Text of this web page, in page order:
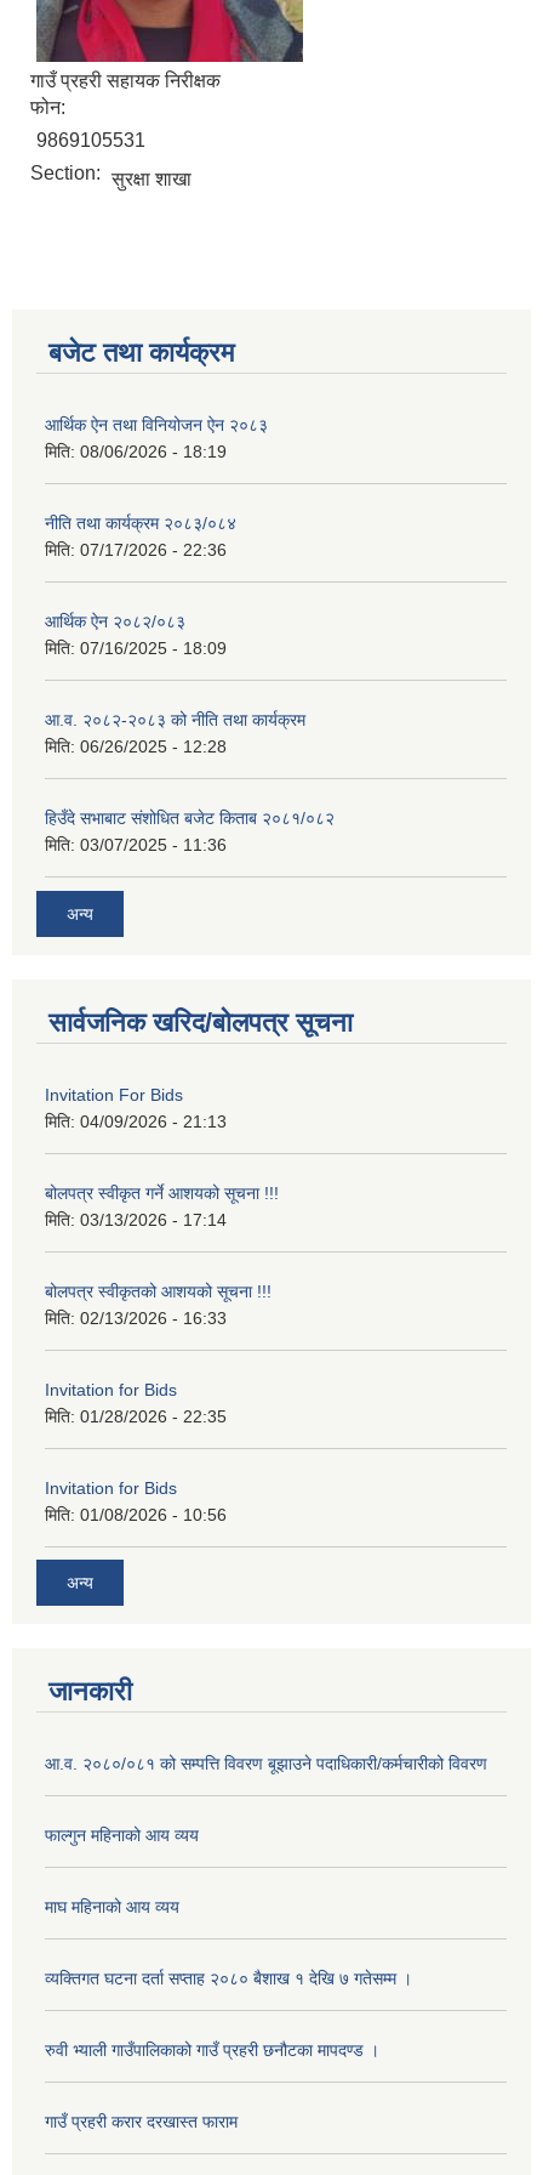
गाउँ प्रहरी सहायक निरीक्षक
फोन:
9869105531
Section: सुरक्षा शाखा
बजेट तथा कार्यक्रम
आर्थिक ऐन तथा विनियोजन ऐन २०८३
मिति: 08/06/2026 - 18:19
नीति तथा कार्यक्रम २०८३/०८४
मिति: 07/17/2026 - 22:36
आर्थिक ऐन २०८२/०८३
मिति: 07/16/2025 - 18:09
आ.व. २०८२-२०८३ को नीति तथा कार्यक्रम
मिति: 06/26/2025 - 12:28
हिउँदे सभाबाट संशोधित बजेट किताब २०८१/०८२
मिति: 03/07/2025 - 11:36
अन्य
सार्वजनिक खरिद/बोलपत्र सूचना
Invitation For Bids
मिति: 04/09/2026 - 21:13
बोलपत्र स्वीकृत गर्ने आशयको सूचना !!!
मिति: 03/13/2026 - 17:14
बोलपत्र स्वीकृतको आशयको सूचना !!!
मिति: 02/13/2026 - 16:33
Invitation for Bids
मिति: 01/28/2026 - 22:35
Invitation for Bids
मिति: 01/08/2026 - 10:56
अन्य
जानकारी
आ.व. २०८०/०८१ को सम्पत्ति विवरण बूझाउने पदाधिकारी/कर्मचारीको विवरण
फाल्गुन महिनाको आय व्यय
माघ महिनाको आय व्यय
व्यक्तिगत घटना दर्ता सप्ताह २०८० बैशाख १ देखि ७ गतेसम्म ।
रुवी भ्याली गाउँपालिकाको गाउँ प्रहरी छनौटका मापदण्ड ।
गाउँ प्रहरी करार दरखास्त फाराम